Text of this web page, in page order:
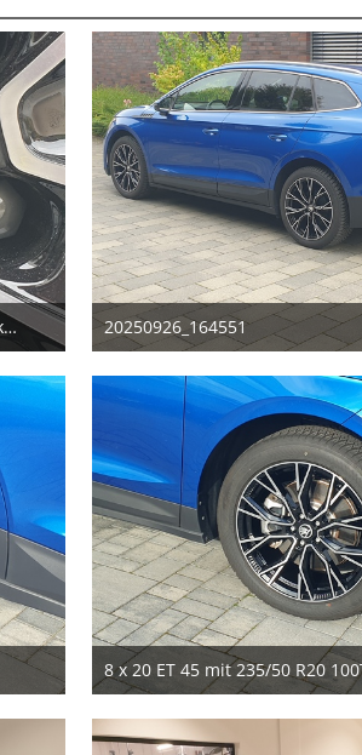
Original Radschrauben mit Radschraubenkappen 20250926_164551
28. September 2025
1
8 x 20 ET 45 mit 235/50 R20
28. September 2025